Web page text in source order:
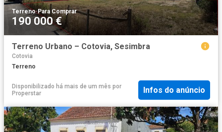
Terreno·Para Comprar
190 000 €
Terreno Urbano – Cotovia, Sesimbra
Cotovia
Terreno
Disponibilizado há mais de um mês por
Properstar
Infos do anúncio